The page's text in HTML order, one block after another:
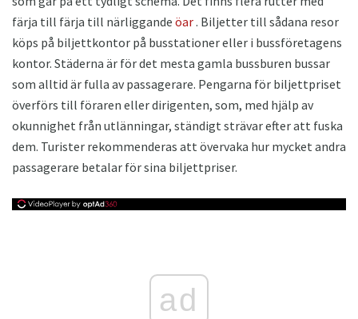
färja till färja till närliggande öar. Biljetter till sådana resor
köps på biljettkontor på busstationer eller i bussföretagens
kontor. Städerna är för det mesta gamla bussburen bussar
som alltid är fulla av passagerare. Pengarna för biljettpriset
överförs till föraren eller dirigenten, som, med hjälp av
okunnighet från utlänningar, ständigt strävar efter att fuska
dem. Turister rekommenderas att övervaka hur mycket andra
passagerare betalar för sina biljettpriser.
ad